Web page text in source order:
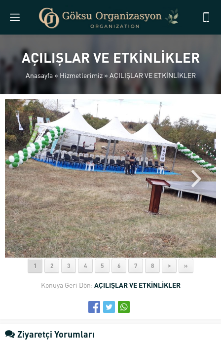
AÇILIŞLAR VE ETKİNLİKLER
Anasayfa» Hizmetlerimiz» AÇILIŞLAR VE ETKİNLİKLER
1 2 3 4 5 6 7 8 > »
Konuya Geri Dön: AÇILIŞLAR VE ETKİNLİKLER
Ziyaretçi Yorumları